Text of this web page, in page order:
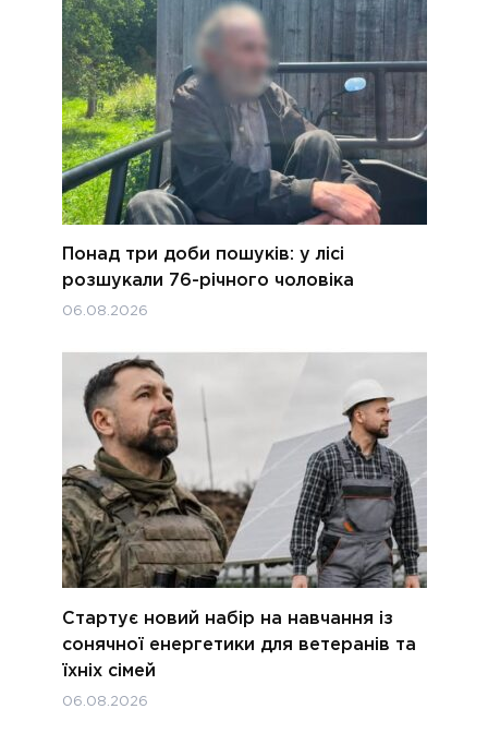
Понад три доби пошуків: у лісі
розшукали 76-річного чоловіка
06.08.2026
Стартує новий набір на навчання із
сонячної енергетики для ветеранів та
їхніх сімей
06.08.2026